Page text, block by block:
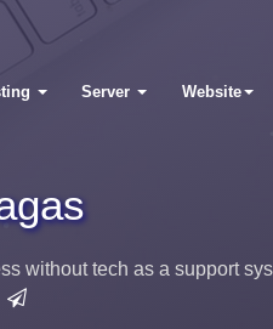
Server Website
without tech as a support